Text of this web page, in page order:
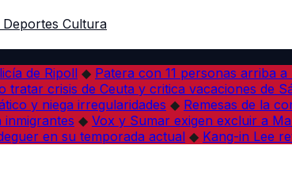
Deportes Cultura
de Ripoll ◆ Patera con 11 personas arriba a
tratar crisis de Ceuta y critica vacaciones de
y niega irregularidades ◆ Remesas de la
inmigrantes ◆ Vox y Sumar exigen excluir a
en su temporada actual ◆ Kang-in Lee